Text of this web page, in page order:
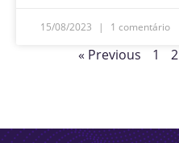
15/08/2023 1 comentário
« Previous 1 2